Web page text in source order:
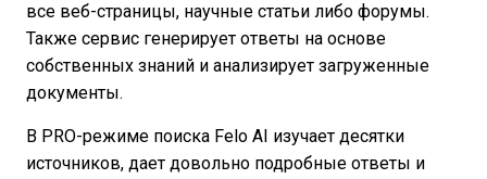
все веб-страницы, научные статьи либо форумы.
Также сервис генерирует ответы на основе
собственных знаний и анализирует загруженные
документы.
В PRO-режиме поиска Felo AI изучает десятки
источников, дает довольно подробные ответы и